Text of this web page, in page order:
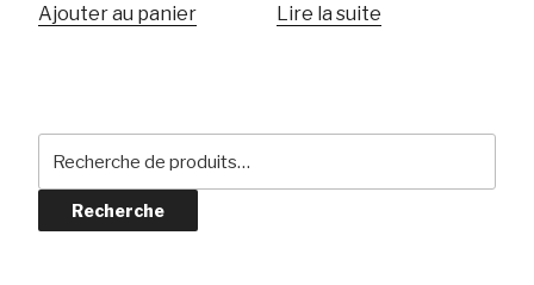
Ajouter au panier
Lire la suite
pour :
Recherche